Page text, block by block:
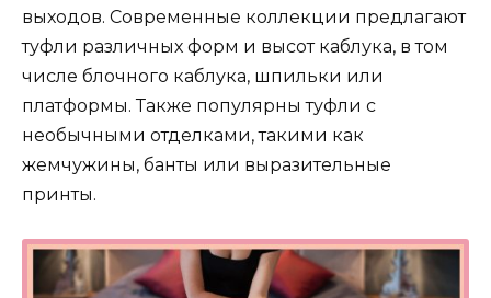
выходов. Современные коллекции предлагают
туфли различных форм и высот каблука, в том
числе блочного каблука, шпильки или
платформы. Также популярны туфли с
необычными отделками, такими как
жемчужины, банты или выразительные
принты.